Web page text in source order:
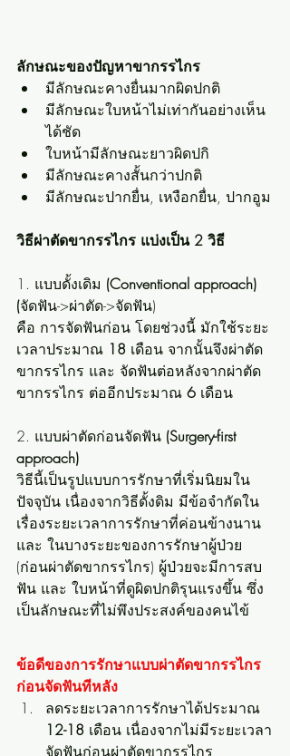
ลักษณะของปัญหาขากรรไกร
มีลักษณะคางยื่นมากผิดปกติ
มีลักษณะใบหน้าไม่เท่ากันอย่างเห็น
ได้ชัด
ใบหน้ามีลักษณะยาวผิดปกิ
มีลักษณะคางสั้นกว่าปกติ
มีลักษณะปากยื่น, เหงือกยื่น, ปากอูม
วิธีผ่าตัดขากรรไกร แบ่งเป็น 2 วิธี
1. แบบดั้งเดิม (Conventional approach)
(จัดฟัน->ผ่าตัด->จัดฟัน)
คือ การจัดฟันก่อน โดยช่วงนี้ มักใช้ระยะ
เวลาประมาณ 18 เดือน จากนั้นจึงผ่าตัด
ขากรรไกร และ จัดฟันต่อหลังจากผ่าตัด
ขากรรไกร ต่ออีกประมาณ 6 เดือน
2. แบบผ่าตัดก่อนจัดฟัน (Surgery-first
approach)
วิธีนี้เป็นรูปแบบการรักษาที่เริ่มนิยมใน
ปัจจุบัน เนื่องจากวิธีดั้งดิม มีข้อจำกัดใน
เรื่องระยะเวลาการรักษาที่ค่อนข้างนาน
และ ในบางระยะของการรักษาผู้ป่วย
(ก่อนผ่าตัดขากรรไกร) ผู้ป่วยจะมีการสบ
ฟัน และ ใบหน้าที่ดูผิดปกติรุนแรงขึ้น ซึ่ง
เป็นลักษณะที่ไม่พึงประสงค์ของคนไข้
ข้อดีของการรักษาแบบผ่าตัดขากรรไกร
ก่อนจัดฟันทีหลัง
ลดระยะเวลาการรักษาได้ประมาณ
12-18 เดือน เนื่องจากไม่มีระยะเวลา
จัดฟันก่อนผ่าตัดขากรรไกร